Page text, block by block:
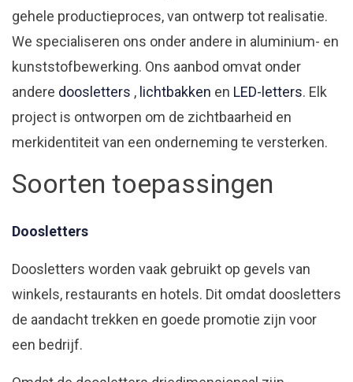
gehele productieproces, van ontwerp tot realisatie.
We specialiseren ons onder andere in aluminium- en
kunststofbewerking. Ons aanbod omvat onder
andere doosletters , lichtbakken en LED-letters. Elk
project is ontworpen om de zichtbaarheid en
merkidentiteit van een onderneming te versterken.
Soorten toepassingen
Doosletters
Doosletters worden vaak gebruikt op gevels van
winkels, restaurants en hotels. Dit omdat doosletters
de aandacht trekken en goede promotie zijn voor
een bedrijf.